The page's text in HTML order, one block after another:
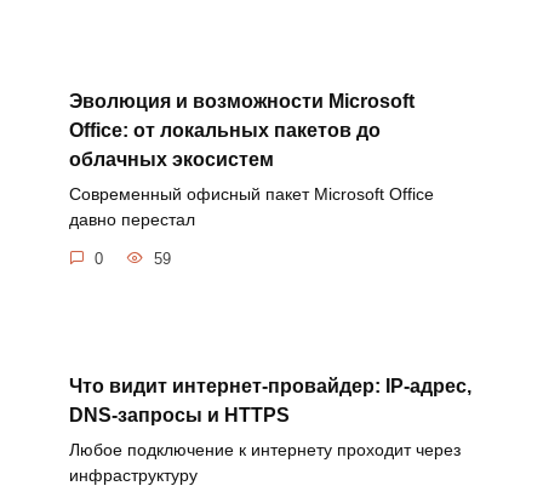
Эволюция и возможности Microsoft
Office: от локальных пакетов до
облачных экосистем
Современный офисный пакет Microsoft Office
давно перестал
0 59
Что видит интернет-провайдер: IP-адрес,
DNS-запросы и HTTPS
Любое подключение к интернету проходит через
инфраструктуру